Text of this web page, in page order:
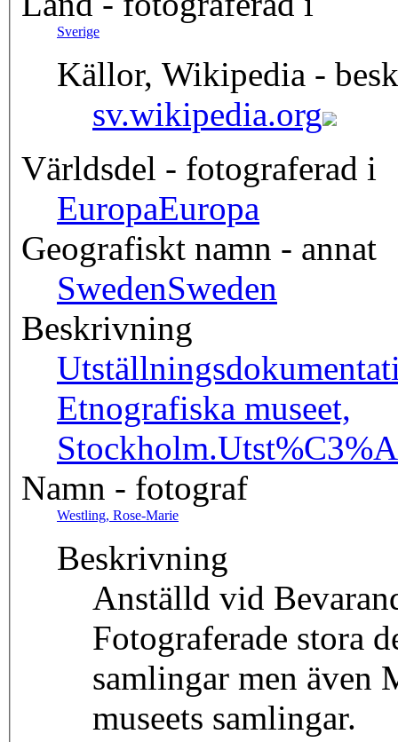
Sverige
Källor, Wikipedia -
sv.wikipedia.org
Världsdel - fotograferad i
EuropaEuropa
Geografiskt namn - annat
SwedenSweden
Beskrivning
Etnografiska museet,
Stockholm.
Namn - fotograf
Westling, Rose-Marie
Beskrivning
Anställd vid
Fotograferade stora
samlingar men även
museets samlingar.